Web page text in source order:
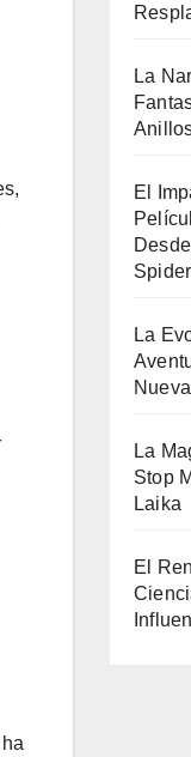
La
El
La
La
Stop
Laika
El